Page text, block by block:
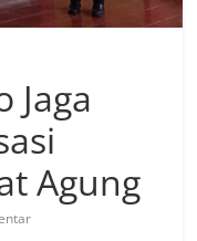
Jaga
Agung